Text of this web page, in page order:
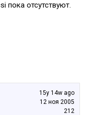
15y 14w ago
12 ноя 2005
212
пока отсутствуют.